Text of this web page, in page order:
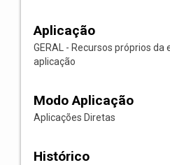
Aplicação
GERAL - Recursos próprios da
aplicação
Modo Aplicação
Aplicações Diretas
Histórico